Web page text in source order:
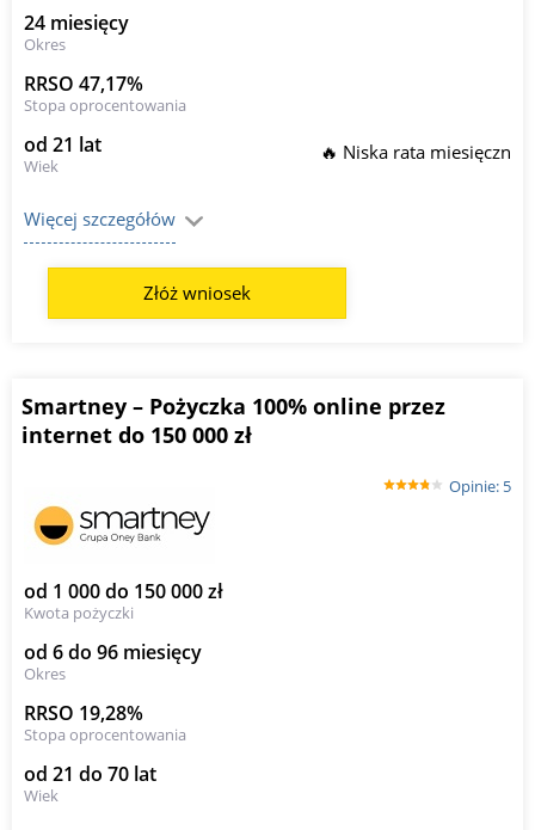
24 miesięcy
Okres
RRSO 47,17%
Stopa oprocentowania
od 21 lat
Wiek
🔥 Niska rata miesięczn
Więcej szczegółów
Złóż wniosek
Smartney – Pożyczka 100% online przez
internet do 150 000 zł
Opinie: 5
od 1 000 do 150 000 zł
Kwota pożyczki
od 6 do 96 miesięcy
Okres
RRSO 19,28%
Stopa oprocentowania
od 21 do 70 lat
Wiek